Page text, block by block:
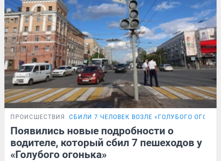
ПРОИСШЕСТВИЯ СБИЛИ 7 ЧЕЛОВЕК ВОЗЛЕ «ГОЛУБОГО
Появились новые подробности о
водителе, который сбил 7 пешеходов у
«Голубого огонька»